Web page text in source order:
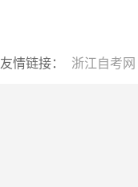
友情链接： 浙江自考网